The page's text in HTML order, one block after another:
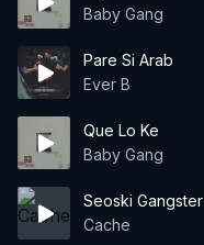
Baby Gang
Pare Si Arab
Ever B
Que Lo Ke
Baby Gang
Seoski Gangster
Cache